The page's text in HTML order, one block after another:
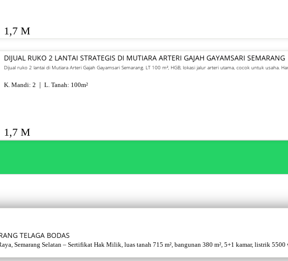
1,7 M
DIJUAL RUKO 2 LANTAI STRATEGIS DI MUTIARA ARTERI GAJAH GAYAMSARI SEMARANG
Dijual ruko 2 lantai di Mutiara Arteri Gajah Gayamsari Semarang. LT 100 m², HGB, lokasi jalur arteri utama, cocok untuk usaha.
K. Mandi: 2 L. Tanah: 100m²
1,7 M
TELAGA BODAS
Semarang Selatan – Sertifikat Hak Milik, luas tanah 715 m², bangunan 380 m², 5+1 kamar, listrik